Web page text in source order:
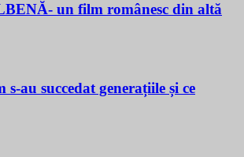
un film românesc din altă
s-au succedat generațiile și ce